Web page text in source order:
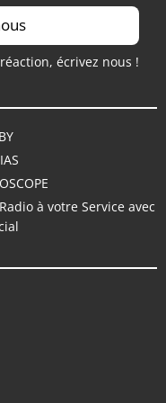
écrivez nous !
à votre Service avec